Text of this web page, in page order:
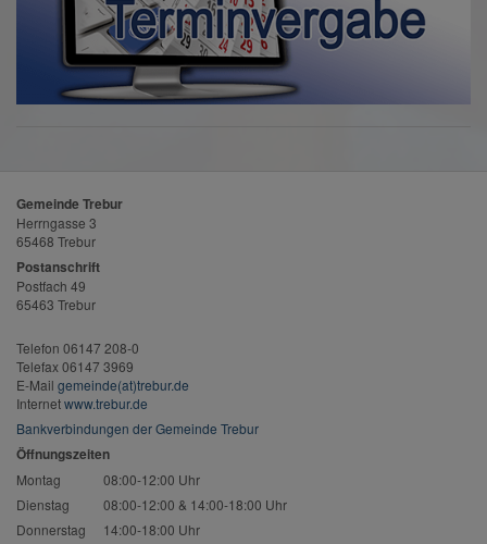
Gemeinde Trebur
Herrngasse 3
65468 Trebur
Postanschrift
Postfach 49
65463 Trebur
Telefon 06147 208-0
Telefax 06147 3969
E-Mail gemeinde(at)trebur.de
Internetwww.trebur.de
Bankverbindungen der Gemeinde Trebur
Öffnungszeiten
Montag
08:00-12:00 Uhr
Dienstag
08:00-12:00 & 14:00-18:00 Uhr
Donnerstag
14:00-18:00 Uhr